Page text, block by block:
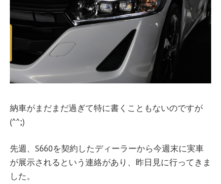
納車がまだまだ過ぎて特に書くこともないのですが
(^^;)
先週、S660を契約したディーラーから今週末に実車
が展示されるという連絡があり、昨日見に行ってきま
した。